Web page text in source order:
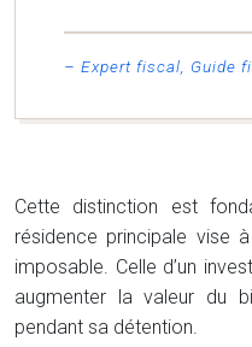
– Expert fiscal, Guide
Cette distinction est
résidence principale vise
imposable. Celle d’un
augmenter la valeur du
pendant sa détention.